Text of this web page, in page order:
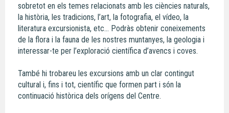
sobretot en els temes relacionats amb les ciències naturals,
la història, les tradicions, l’art, la fotografia, el vídeo, la
literatura excursionista, etc… Podràs obtenir coneixements
de la flora i la fauna de les nostres muntanyes, la geologia i
interessar-te per l’exploració científica d’avencs i coves.
També hi trobareu les excursions amb un clar contingut
cultural i, fins i tot, científic que formen part i són la
continuació històrica dels orígens del Centre.